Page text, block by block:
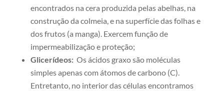
encontrados na cera produzida pelas abelhas, na
construção da colmeia, e na superfície das folhas e
dos frutos (a manga). Exercem função de
impermeabilização e proteção;
Glicerídeos:Os ácidos graxo são moléculas
simples apenas com átomos de carbono (C).
Entretanto, no interior das células encontramos